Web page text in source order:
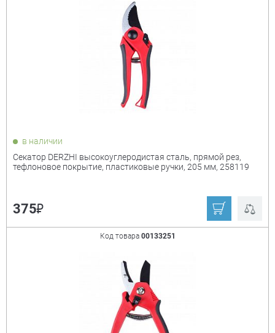
в наличии
Секатор DERZHI высокоуглеродистая сталь, прямой рез,
тефлоновое покрытие, пластиковые ручки, 205 мм, 258119
375₽
Код товара 00133251